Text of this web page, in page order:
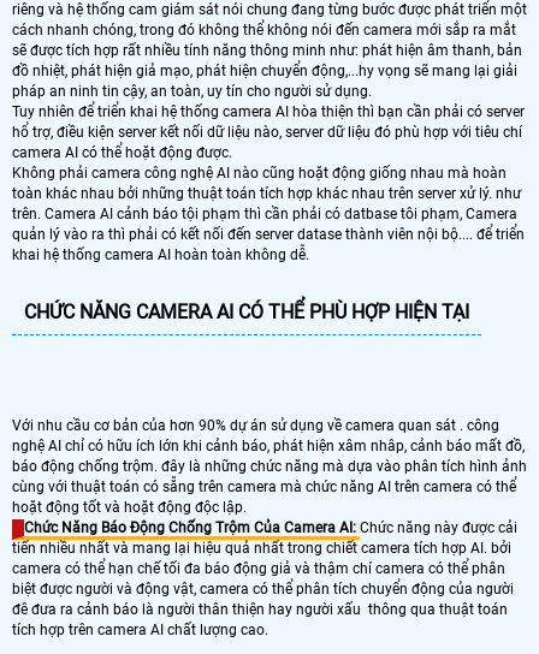
riêng và hệ thống cam giám sát nói chung đang từng bước được phát triển một
cách nhanh chóng, trong đó không thể không nói đến camera mới sắp ra mắt
sẽ được tích hợp rất nhiều tính năng thông minh như: phát hiện âm thanh, bản
đồ nhiệt, phát hiện giả mạo, phát hiện chuyển động,...hy vọng sẽ mang lại giải
pháp an ninh tin cậy, an toàn, uy tín cho người sử dụng.
Tuy nhiên để triển khai hệ thống camera AI hòa thiện thì bạn cần phải có server
hổ trợ, điều kiện server kết nối dữ liệu nào, server dữ liệu đó phù hợp với tiêu chí
camera AI có thể hoặt động được.
Không phải camera công nghệ AI nào cũng hoặt động giống nhau mà hoàn
toàn khác nhau bởi những thuật toán tích hợp khác nhau trên server xử lý. như
trên. Camera AI cảnh báo tội phạm thì cần phải có datbase tôi phạm, Camera
quản lý vào ra thì phải có kết nối đến server datase thành viên nội bộ.... để triển
khai hệ thống camera AI hoàn toàn không dễ.
CHỨC NĂNG CAMERA AI CÓ THỂ PHÙ HỢP HIỆN TẠI
Với nhu cầu cơ bản của hơn 90% dự án sử dụng về camera quan sát . công
nghệ AI chỉ có hữu ích lớn khi cảnh báo, phát hiện xâm nhâp, cảnh báo mất đồ,
báo động chống trộm. đây là những chức năng mà dựa vào phân tích hình ảnh
cùng với thuật toán có sẵng trên camera mà chức năng AI trên camera có thể
hoặt động tốt và hoặt động độc lập.
Chức Năng Báo Động Chống Trộm Của Camera AI: Chức năng này được cải
tiến nhiều nhất và mang lại hiệu quả nhất trong chiết camera tích hợp AI. bởi
camera có thể hạn chế tối đa báo động giả và thậm chí camera có thể phân
biệt được người và động vật, camera có thể phân tích chuyển động của người
đê đưa ra cảnh báo là người thân thiện hay người xấu thông qua thuật toán
tích hợp trên camera AI chất lượng cao.